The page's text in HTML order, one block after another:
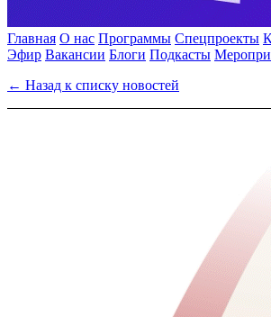
Главная О нас Программы Спецпроекты
Эфир Вакансии Блоги Подкасты
← Назад к списку новостей